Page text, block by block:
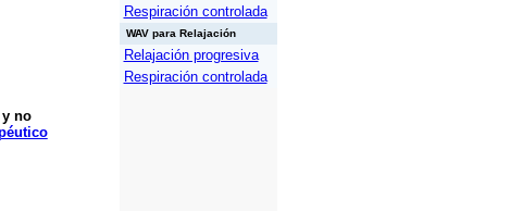
Respiración controlada
WAV para Relajación
Relajación progresiva
Respiración controlada
no